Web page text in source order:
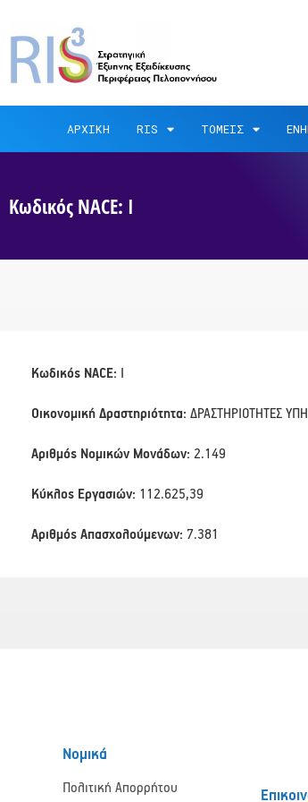
ΑΡΧΙΚΗ RIS ΤΟΜΕΙΣ
Κωδικός NACE: I
Κωδικός NACE:
Οικονομική Δραστηριότητα: ΔΡΑΣΤΗΡΙΟΤΗΤΕΣ
Αριθμός Νομικών Μονάδων: 2.149
Κύκλος Εργασιών: 112.625,39
Αριθμός Απασχολούμενων: 7.381
Νομικά
Πολιτική Απορρήτου